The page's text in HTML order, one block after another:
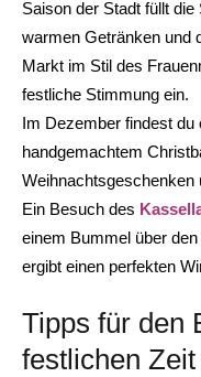
Saison der Stadt füllt
warmen Getränken und
Markt im Stil des
festliche Stimmung ein.
Im Dezember findest du
handgemachtem
Ein Besuch des
einem Bummel über
ergibt einen perfekten
Tipps für den
festlichen Zeit